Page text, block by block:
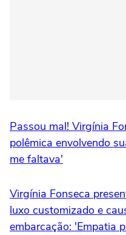
Passou mal! Virgínia
polêmica envolvendo
me faltava'
Virgínia Fonseca
luxo customizado e
embarcação: 'Empatia